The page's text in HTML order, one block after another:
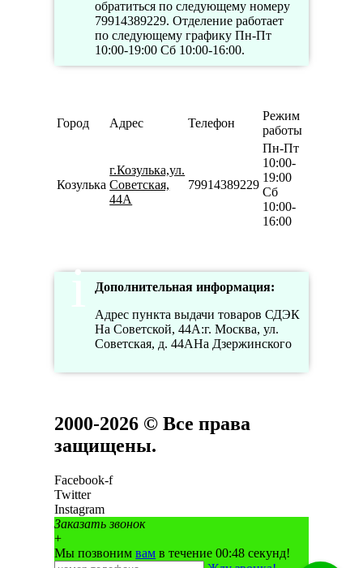
обратиться по следующему номеру
79914389229. Отделение работает
по следующему графику Пн-Пт
10:00-19:00 Сб 10:00-16:00.
Город Адрес Телефон
Режим
работы
Козулька
г.Козулька,ул.
Советская,
44А
79914389229
Пн-Пт
10:00-
19:00
Сб
10:00-
16:00
Дополнительная информация:
Адрес пункта выдачи товаров СДЭК
На Советской, 44А:г. Москва, ул.
Советская, д. 44АНа Дзержинского
2000-2026 © Все права
защищены.
Facebook-f
Twitter
Instagram
Заказать звонок
+
Мы позвонимвам в течение 00:48 секунд!